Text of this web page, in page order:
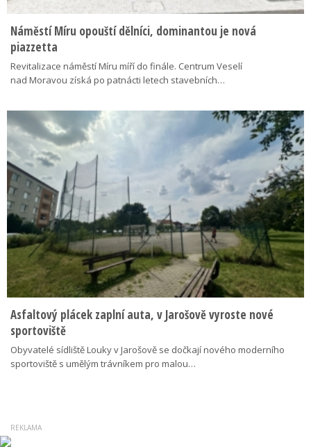
Náměstí Míru opouští dělníci, dominantou je nová
piazzetta
Revitalizace náměstí Míru míří do finále. Centrum Veselí
nad Moravou získá po patnácti letech stavebních…
Asfaltový plácek zaplní auta, v Jarošově vyroste nové
sportoviště
Obyvatelé sídliště Louky v Jarošově se dočkají nového moderního
sportoviště s umělým trávníkem pro malou…